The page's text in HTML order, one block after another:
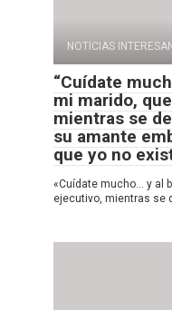
NOTICIAS
“Cuídate
mi marido,
mientras se
su amante
que yo no
«Cuídate mucho… y al
ejecutivo, mientras se